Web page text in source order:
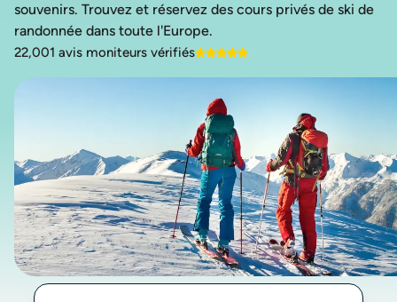
souvenirs. Trouvez et réservez des cours privés de ski de
22,001 avis moniteurs vérifiés